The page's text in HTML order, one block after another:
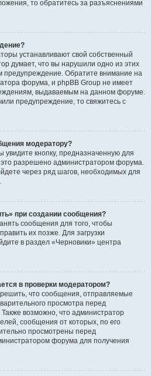
то обратитесь за разъяснениями
устанавливают свой собственный
думает, что вы нарушили одно из этих
предупреждение. Обратите внимание на
форума, и phpBB Group не имеет
выдаваемым на данном форуме.
предупреждение, то свяжитесь с
модератору?
кнопку, предназначенную для
разрешено администратором форума.
через ряд шагов, необходимых для
при создании сообщения?
сообщения для того, чтобы
их позже. Для загрузки
в раздел «Черновики» центра
в проверки модератором?
что сообщения, отправляемые
просмотра перед
возможно, что администратор
сообщения от которых, по его
просмотрены перед
форума для получения